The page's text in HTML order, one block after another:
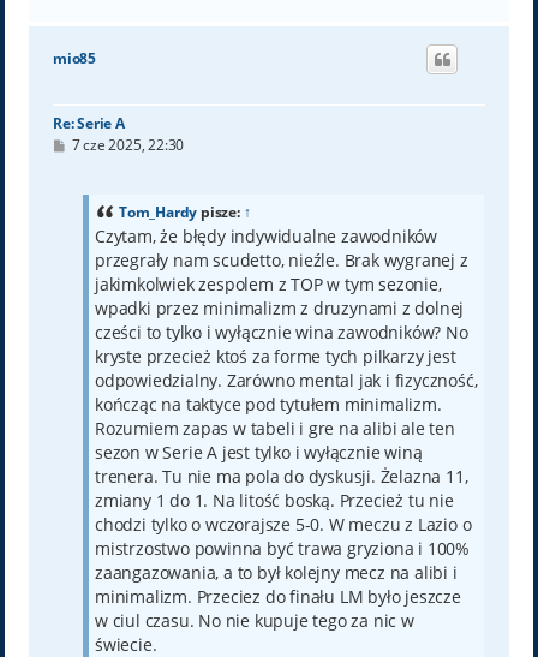
g
mio85
Re: Serie A
P7 cze 2025, 22:30
Tom_Hardy pisze: ↑
Czytam, że błędy indywidualne zawodników
przegrały nam scudetto, nieźle. Brak wygranej z
jakimkolwiek zespolem z TOP w tym sezonie,
wpadki przez minimalizm z druzynami z dolnej
cześci to tylko i wyłącznie wina zawodników? No
kryste przecież ktoś za forme tych pilkarzy jest
odpowiedzialny. Zarówno mental jak i fizyczność,
kończąc na taktyce pod tytułem minimalizm.
Rozumiem zapas w tabeli i gre na alibi ale ten
sezon w Serie A jest tylko i wyłącznie winą
trenera. Tu nie ma pola do dyskusji. Żelazna 11,
zmiany 1 do 1. Na litość boską. Przecież tu nie
chodzi tylko o wczorajsze 5-0. W meczu z Lazio o
mistrzostwo powinna być trawa gryziona i 100%
zaangazowania, a to był kolejny mecz na alibi i
minimalizm. Przeciez do finału LM było jeszcze
w ciul czasu. No nie kupuje tego za nic w
świecie.